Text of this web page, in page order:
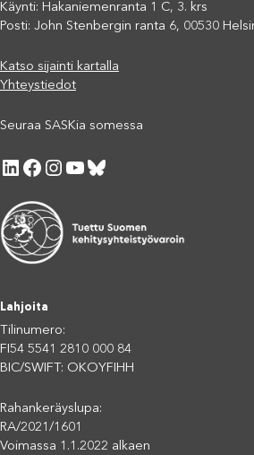
Käynti: Hakaniemenranta 1 C, 3. krs
Posti: John Stenbergin ranta 6, 00530
Katso sijainti kartalla
Yhteystiedot
Seuraa SASKia somessa
LinkedIn Facebook Instagram YouTube Bluesky
Lahjoita
Tilinumero:
FI54 5541 2810 000 84
BIC/SWIFT: OKOYFIHH
Rahankeräyslupa:
RA/2021/1601
Voimassa 1.1.2022 alkaen